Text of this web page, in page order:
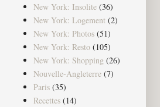
New York: Insolite (36)
New York: Logement (2)
New York: Photos (51)
New York: Resto (105)
New York: Shopping (26)
Nouvelle-Angleterre (7)
Paris (35)
Recettes (14)